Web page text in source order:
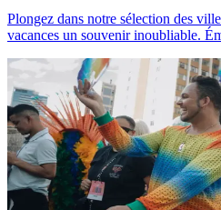
Plongez dans notre sélection des
vacances un souvenir inoubliable.